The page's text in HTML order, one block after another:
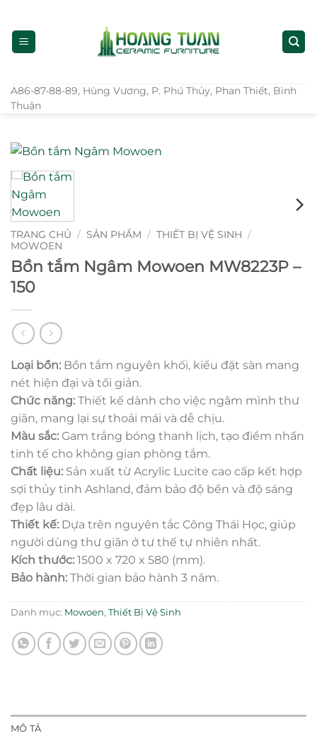
A86-87-88-89, Hùng Vương, P. Phú Thủy, Phan Thiết, Bình
Thuận
TRANG CHỦ / SẢN PHẨM / THIẾT BỊ VỆ SINH /
MOWOEN
Bồn tắm Ngâm Mowoen MW8223P –
150
Loại bồn: Bồn tắm nguyên khối, kiểu đặt sàn mang
nét hiện đại và tối giản.
Chức năng: Thiết kế dành cho việc ngâm mình thư
giãn, mang lại sự thoải mái và dễ chịu.
Màu sắc: Gam trắng bóng thanh lịch, tạo điểm nhấn
tinh tế cho không gian phòng tắm.
Chất liệu: Sản xuất từ Acrylic Lucite cao cấp kết hợp
sợi thủy tinh Ashland, đảm bảo độ bền và độ sáng
đẹp lâu dài.
Thiết kế: Dựa trên nguyên tắc Công Thái Học, giúp
người dùng thư giãn ở tư thế tự nhiên nhất.
Kích thước: 1500 x 720 x 580 (mm).
Bảo hành: Thời gian bảo hành 3 năm.
Danh mục: Mowoen, Thiết Bị Vệ Sinh
MÔ TẢ